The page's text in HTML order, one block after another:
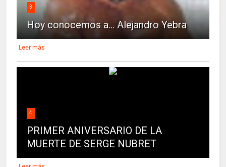
3
Hoy conocemos a... Alejandro Yebra
Leer más
4
PRIMER ANIVERSARIO DE LA
MUERTE DE SERGE NUBRET